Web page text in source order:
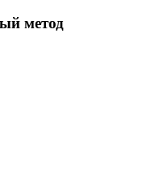
метод